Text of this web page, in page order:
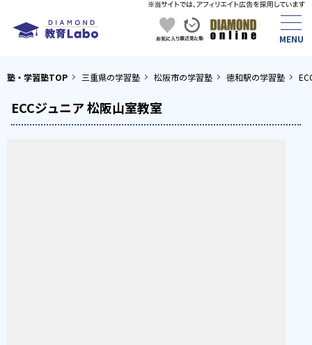
塾・学習塾TOP 三重県の学習塾 松阪市の学習塾 徳和駅の学習塾
ECCジュニア 松阪山室教室